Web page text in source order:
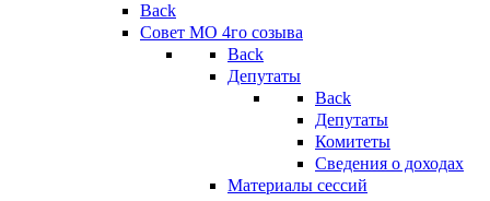
Back
Совет МО 4го созыва
Back
Депутаты
Back
Депутаты
Комитеты
Сведения о доходах
Материалы сессий